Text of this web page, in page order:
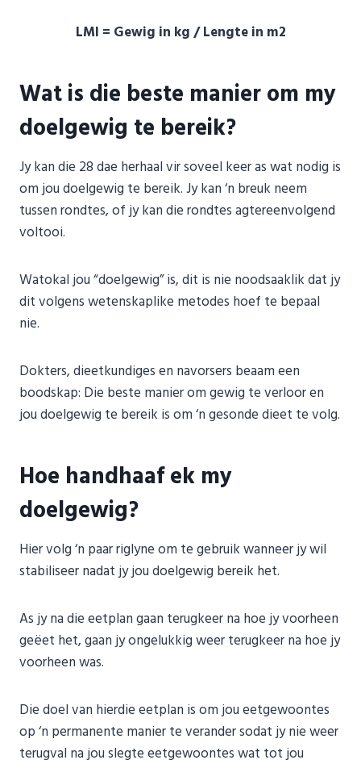
LMI = Gewig in kg / Lengte in m2
Wat is die beste manier om my
doelgewig te bereik?
Jy kan die 28 dae herhaal vir soveel keer as wat nodig is
om jou doelgewig te bereik. Jy kan ‘n breuk neem
tussen rondtes, of jy kan die rondtes agtereenvolgend
voltooi.
Watokal jou “doelgewig” is, dit is nie noodsaaklik dat jy
dit volgens wetenskaplike metodes hoef te bepaal
nie.
Dokters, dieetkundiges en navorsers beaam een
boodskap: Die beste manier om gewig te verloor en
jou doelgewig te bereik is om ‘n gesonde dieet te volg.
Hoe handhaaf ek my
doelgewig?
Hier volg ‘n paar riglyne om te gebruik wanneer jy wil
stabiliseer nadat jy jou doelgewig bereik het.
As jy na die eetplan gaan terugkeer na hoe jy voorheen
geëet het, gaan jy ongelukkig weer terugkeer na hoe jy
voorheen was.
Die doel van hierdie eetplan is om jou eetgewoontes
op ‘n permanente manier te verander sodat jy nie weer
terugval na jou slegte eetgewoontes wat tot jou